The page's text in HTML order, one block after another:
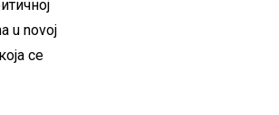
u novoj
се